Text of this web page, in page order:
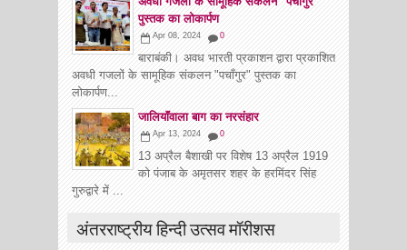
पुस्तक का लोकार्पण
Apr 08, 2024 0
बाराबंकी। अवध भारती प्रकाशन द्वारा प्रकाशित
अवधी गजलों के सामूहिक संकलन "पचाँगुर" पुस्तक का
लोकार्पण...
जालियाॅंवाला बाग का नरसंहार
Apr 13, 2024 0
13 अप्रैल बैशाखी पर विशेष 13 अप्रैल 1919
को पंजाब के अमृतसर शहर के हरमिंदर सिंह
गुरुद्वारे में ...
अंतरराष्ट्रीय हिन्दी उत्सव मॉरीशस